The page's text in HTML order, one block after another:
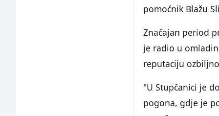
pomoćnik Blažu
Značajan period
je radio u
reputaciju
"U Stupčanici je
pogona, gdje je